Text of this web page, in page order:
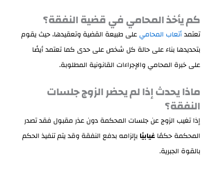
كم يأخذ المحامي في قضية النفقة؟
تعتمدأتعاب المحاميعلى طبيعة القضية وتعقيدها، حيث يقوم
بتحديدها بناء على حالة كل شخص على حدى كما تعتمد أيضًا
على خبرة المحامي والإجراءات القانونية المطلوبة.
ماذا يحدث إذا لم يحضر الزوج جلسات
النفقة؟
إذا تغيب الزوج عن جلسات المحكمة دون عذر مقبول فقد تصدر
المحكمة حكمًاغيابيًابإلزامه بدفع النفقة وقد يتم تنفيذ الحكم
بالقوة الجبرية.